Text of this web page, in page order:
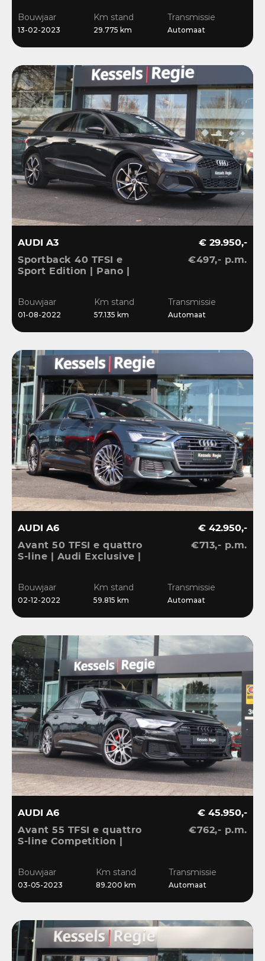
| Navi
Bouwjaar
13-02-2023
Km stand
29.775 km
Transmissie
Automaat
AUDI A3
Sportback 40 TFSI e
Sport Edition | Pano |
Stoelverwarming
€ 29.950,-
€497,- p.m.
Bouwjaar
01-08-2022
Km stand
57.135 km
Transmissie
Automaat
AUDI A6
Avant 50 TFSI e quattro
S-line | Audi Exclusive |
| Blis | CarPlay
€ 42.950,-
€713,- p.m.
Bouwjaar
02-12-2022
Km stand
59.815 km
Transmissie
Automaat
AUDI A6
Avant 55 TFSI e quattro
S-line Competition |
Ambient | Matrix | ACC |
Blis | Keyless
€ 45.950,-
€762,- p.m.
Bouwjaar
03-05-2023
Km stand
89.200 km
Transmissie
Automaat